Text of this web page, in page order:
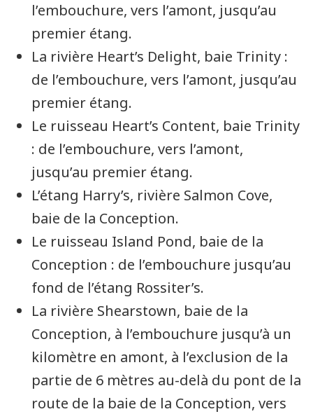
l’embouchure, vers l’amont, jusqu’au
premier étang.
La rivière Heart’s Delight, baie Trinity :
de l’embouchure, vers l’amont, jusqu’au
premier étang.
Le ruisseau Heart’s Content, baie Trinity
: de l’embouchure, vers l’amont,
jusqu’au premier étang.
L’étang Harry’s, rivière Salmon Cove,
baie de la Conception.
Le ruisseau Island Pond, baie de la
Conception : de l’embouchure jusqu’au
fond de l’étang Rossiter’s.
La rivière Shearstown, baie de la
Conception, à l’embouchure jusqu’à un
kilomètre en amont, à l’exclusion de la
partie de 6 mètres au-delà du pont de la
route de la baie de la Conception, vers